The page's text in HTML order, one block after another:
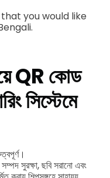
you would like
QR কোড
সিস্টেমে
সুরক্ষা, ছবি সরানো এবং